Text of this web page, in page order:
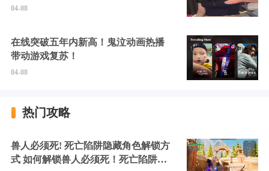
硬擦封的好！
04-08
在线突破五年内新高！鬼泣动画热播
带动游戏复苏！
04-08
热门攻略
兽人必须死! 死亡陷阱隐藏角色解锁方
式 如何解锁兽人必须死！死亡陷阱中